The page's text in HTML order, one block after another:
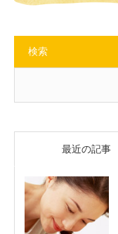
検索
最近の記事